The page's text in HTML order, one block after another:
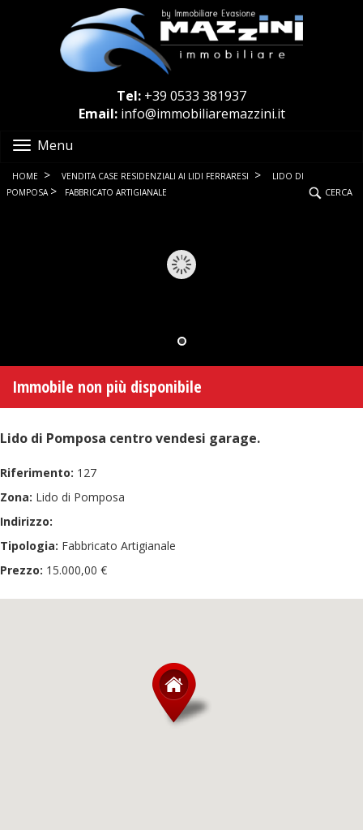
Tel: +39 0533 381937
Email: info@immobiliaremazzini.it
Menu
HOME > VENDITA CASE RESIDENZIALI AI LIDI FERRARESI >
LIDO DI
POMPOSA > FABBRICATO ARTIGIANALE CERCA
Immobile non più disponibile
Lido di Pomposa centro vendesi garage.
Riferimento: 127
Zona: Lido di Pomposa
Indirizzo:
Tipologia: Fabbricato Artigianale
Prezzo: 15.000,00 €